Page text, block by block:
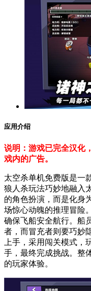
应用介绍
说明：游戏已完全汉化
戏内的广告。
太空杀单机免费版是一
狼人杀玩法巧妙地融入
的角色扮演，而是化身
场惊心动魄的推理冒险
确保飞船安全航行。船
者，而冒充者则要巧妙
上手，采用闯关模式
手，最终完成挑战。整
的玩家体验。